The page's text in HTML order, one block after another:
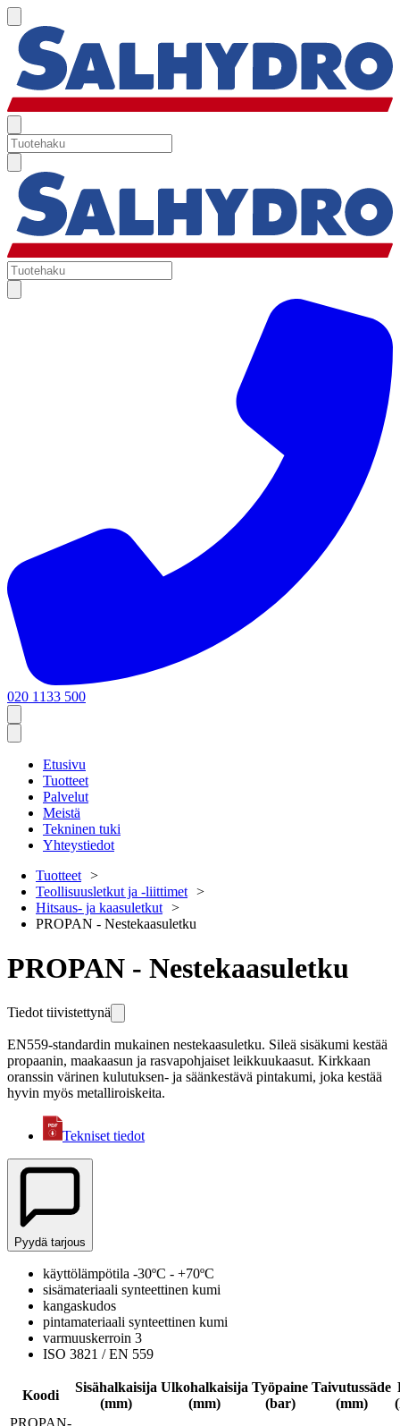
020 1133 500
Etusivu
Tuotteet
Palvelut
Meistä
Tekninen tuki
Yhteystiedot
Tuotteet
Teollisuusletkut ja -liittimet
Hitsaus- ja kaasuletkut
PROPAN - Nestekaasuletku
PROPAN - Nestekaasuletku
Tiedot tiivistettynä
EN559-standardin mukainen nestekaasuletku. Sileä sisäkumi kestää
propaanin, maakaasun ja rasvapohjaiset leikkuukaasut. Kirkkaan
oranssin värinen kulutuksen- ja säänkestävä pintakumi, joka kestää
hyvin myös metalliroiskeita.
Tekniset tiedot
Pyydä tarjous
käyttölämpötila -30ºC - +70ºC
sisämateriaali synteettinen kumi
kangaskudos
pintamateriaali synteettinen kumi
varmuuskerroin 3
ISO 3821 / EN 559
Koodi
Sisähalkaisija
(mm)
Ulkohalkaisija
(mm)
Työpaine
(bar)
Taivutussäde
(mm)